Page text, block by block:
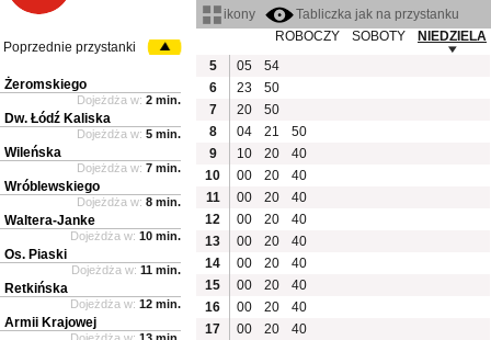
ikony
Tabliczka jak na przystanku
ROBOCZY
SOBOTY
NIEDZIELA
5
05
54
6
23
50
7
20
50
8
04 21
50
9
10 20
40
10
00 20
40
11
00 20
40
12
00 20
40
13
00 20
40
14
00 20
40
15
00 20
40
16
00 20
40
17
00 20 40
Poprzednie przystanki
Żeromskiego
Dojeżdża w: 2 min.
Dw. Łódź Kaliska
Dojeżdża w: 5 min.
Wileńska
Dojeżdża w: 7 min.
Wróblewskiego
Dojeżdża w: 8 min.
Waltera-Janke
Dojeżdża w: 10 min.
Os. Piaski
Dojeżdża w: 11 min.
Retkińska
Dojeżdża w: 12 min.
Armii Krajowej